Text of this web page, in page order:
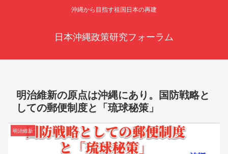
沖縄から目指す祖国日本の再建
日本沖縄政策研究フォーラム
明治維新の原点は沖縄にあり。国防戦略と
しての郵便制度と「琉球秘策」
明治維新